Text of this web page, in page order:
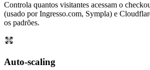
Controla quantos visitantes acessam o
(usado por Ingresso.com, Sympla) e
os padrões.
Auto-scaling